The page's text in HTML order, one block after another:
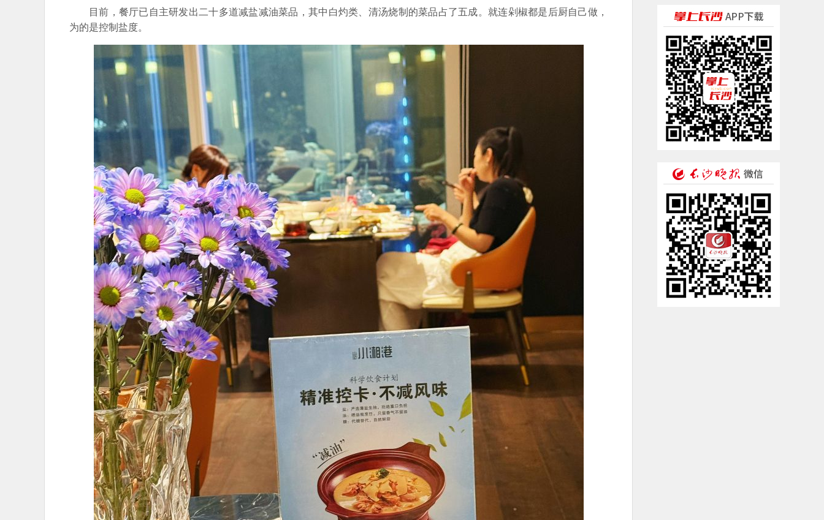
目前，餐厅已自主研发出二十多道减盐减油菜品，其中白灼类、清汤烧制的菜品占了五成。就连剁椒都是后厨自己做，
为的是控制盐度。